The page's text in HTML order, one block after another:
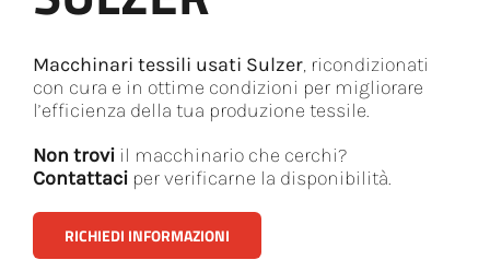
Contatti
Macchinari tessili usati Sulzer, ricondizionati
con cura e in ottime condizioni per migliorare
l’efficienza della tua produzione tessile.
Non troviil macchinario che cerchi?
Contattaciper verificarne la disponibilità.
RICHIEDI INFORMAZIONI